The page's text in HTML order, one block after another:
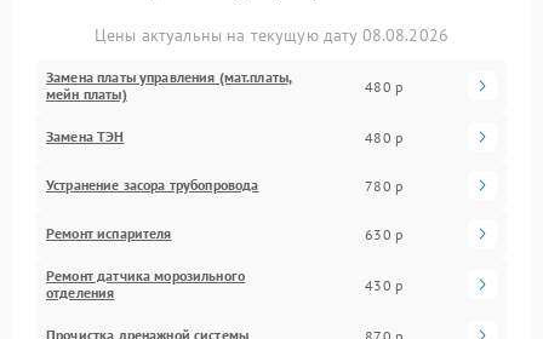
Цены актуальны на текущую дату 08.08.2026
Замена платы управления (мат.платы,
мейн платы)
480 р
Замена ТЭН 480 р
Устранение засора трубопровода 780 р
Ремонт испарителя 630 р
Ремонт датчика морозильного
отделения
430 р
Прочистка дренажной системы